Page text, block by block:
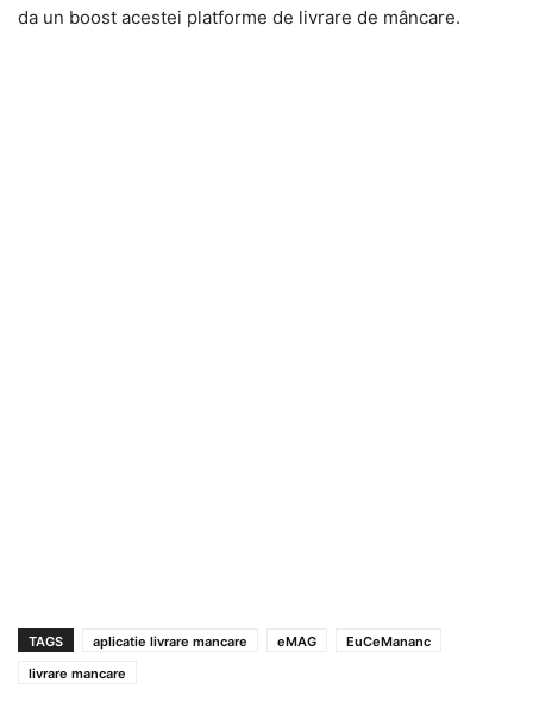
da un boost acestei platforme de livrare de mâncare.
TAGS aplicatie livrare mancare eMAG
EuCeMananc
livrare mancare